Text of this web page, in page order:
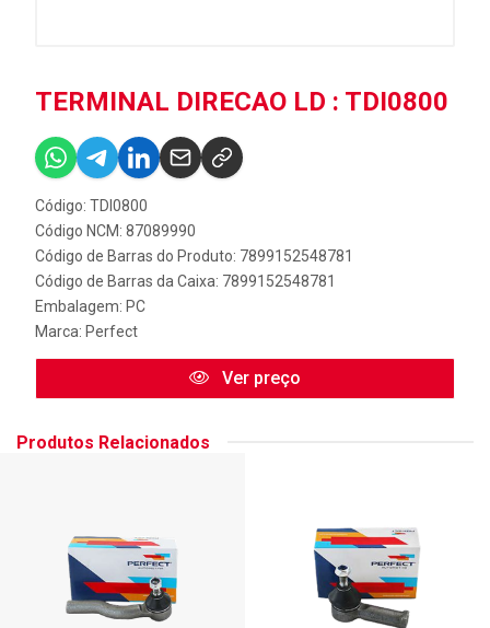
TERMINAL DIRECAO LD : TDI0800
Código: TDI0800
Código NCM: 87089990
Código de Barras do Produto: 7899152548781
Código de Barras da Caixa: 7899152548781
Embalagem: PC
Marca: Perfect
Ver preço
Produtos Relacionados